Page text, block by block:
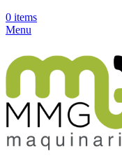
0 items
Menu